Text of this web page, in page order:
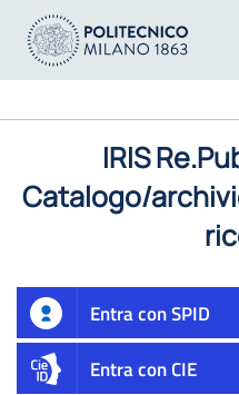
IRIS
Catalogo/
Entra con SPID
Entra con CIE